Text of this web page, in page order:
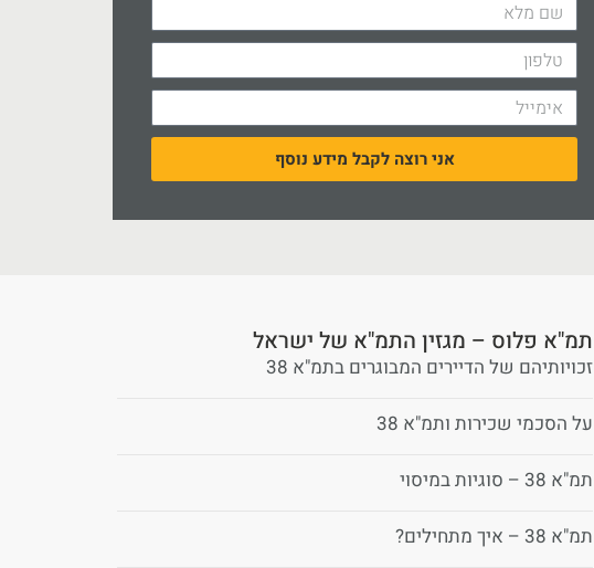
אני רוצה לקבל מידע נוסף
תמ"א פלוס – מגזין התמ"א של ישראל
זכויותיהם של הדיירים המבוגרים בתמ"א 38
על הסכמי שכירות ותמ"א 38
תמ"א 38 – סוגיות במיסוי
תמ"א 38 – איך מתחילים?